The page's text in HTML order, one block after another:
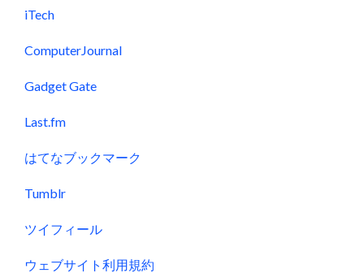
iTech
ComputerJournal
Gadget Gate
Last.fm
はてなブックマーク
Tumblr
ツイフィール
ウェブサイト利用規約